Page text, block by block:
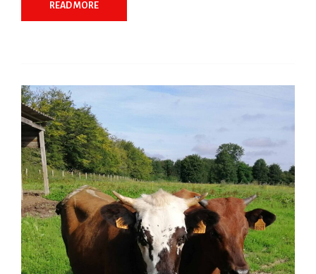
READ MORE